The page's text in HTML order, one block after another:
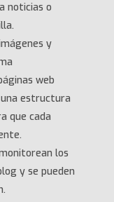
noticias o
y
web
una estructura
que cada
los
y se pueden